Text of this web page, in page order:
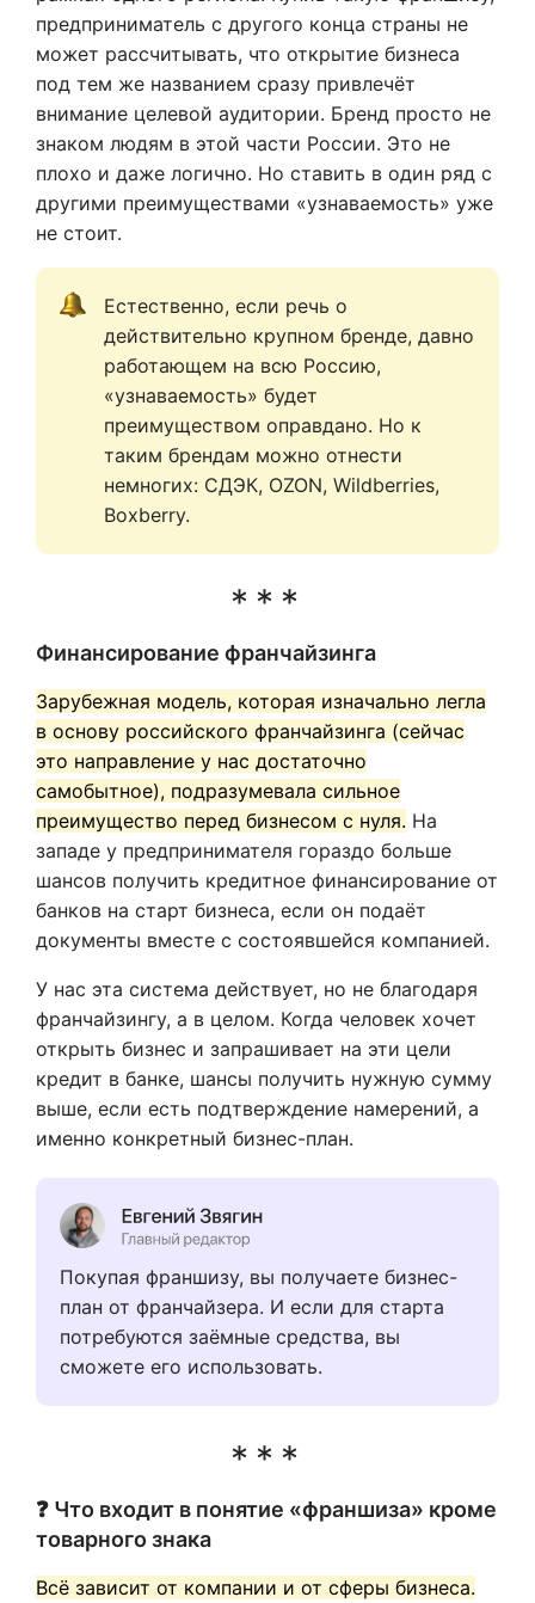
предприниматель с другого конца страны не
может рассчитывать, что открытие бизнеса
под тем же названием сразу привлечёт
внимание целевой аудитории. Бренд просто не
знаком людям в этой части России. Это не
плохо и даже логично. Но ставить в один ряд с
другими преимуществами «узнаваемость» уже
не стоит.
Естественно, если речь о
действительно крупном бренде, давно
работающем на всю Россию,
«узнаваемость» будет
преимуществом оправдано. Но к
таким брендам можно отнести
немногих: СДЭК, OZON, Wildberries,
Boxberry.
Финансирование франчайзинга
Зарубежная модель, которая изначально легла
в основу российского франчайзинга (сейчас
это направление у нас достаточно
самобытное), подразумевала сильное
преимущество перед бизнесом с нуля. На
западе у предпринимателя гораздо больше
шансов получить кредитное финансирование от
банков на старт бизнеса, если он подаёт
документы вместе с состоявшейся компанией.
У нас эта система действует, но не благодаря
франчайзингу, а в целом. Когда человек хочет
открыть бизнес и запрашивает на эти цели
кредит в банке, шансы получить нужную сумму
выше, если есть подтверждение намерений, а
именно конкретный бизнес-план.
Покупая франшизу, вы получаете бизнес-
план от франчайзера. И если для старта
потребуются заёмные средства, вы
сможете его использовать.
❓ Что входит в понятие «франшиза» кроме
товарного знака
Всё зависит от компании и от сферы бизнеса.